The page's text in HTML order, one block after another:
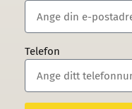
Telefon